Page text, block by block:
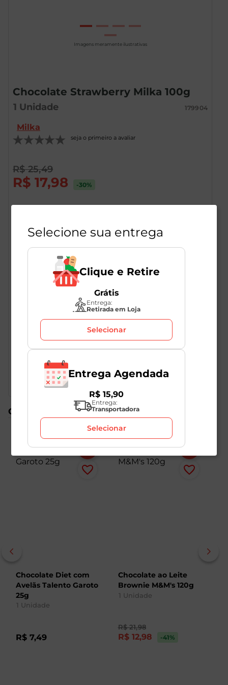
Imagens meramente ilustrativas
Chocolate Strawberry Milka 100g
1 Unidade 179904
Milka
seja o primeiro a avaliar
R$ 25,49
R$ 17,98 -30%
Descrição do Produto
O chocolate Milka é fabricado com o verdadeiro sabor
dos Alpes suíços, com uma fórmula deliciosamente
cremosa. Nesta versão se apresenta com um delicioso
recheio de iogurte de morango.
Compre também
Chocolate Diet com
Avelãs Talento Garoto
25g
1 Unidade
R$ 7,49
Chocolate ao Leite
Brownie M&M's 120g
1 Unidade
R$ 21,98
R$ 12,98 -41%
Selecione sua entrega
Clique e Retire
Grátis
Entrega:
Retirada em Loja
Selecionar
Entrega Agendada
R$ 15,90
Entrega:
Transportadora
Selecionar